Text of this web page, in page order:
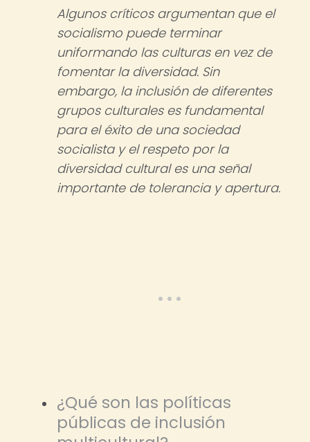
Algunos críticos argumentan que el
socialismo puede terminar
uniformando las culturas en vez de
fomentar la diversidad. Sin
embargo, la inclusión de diferentes
grupos culturales es fundamental
para el éxito de una sociedad
socialista y el respeto por la
diversidad cultural es una señal
importante de tolerancia y apertura.
¿Qué son las políticas
públicas de inclusión